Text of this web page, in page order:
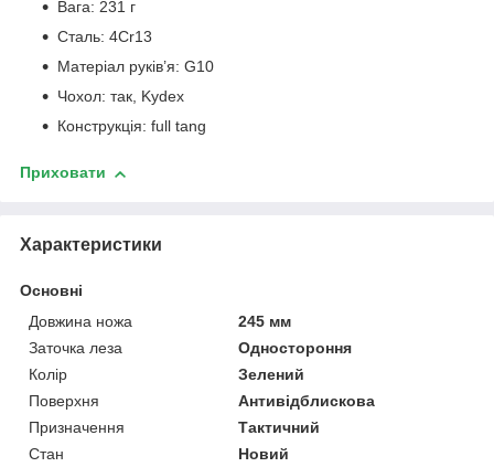
Вага: 231 г
Сталь: 4Cr13
Матеріал руків’я: G10
Чохол: так, Kydex
Конструкція: full tang
Приховати
Характеристики
Основні
Довжина ножа
245 мм
Заточка леза
Одностороння
Колір
Зелений
Поверхня
Антивідблискова
Призначення
Тактичний
Стан
Новий